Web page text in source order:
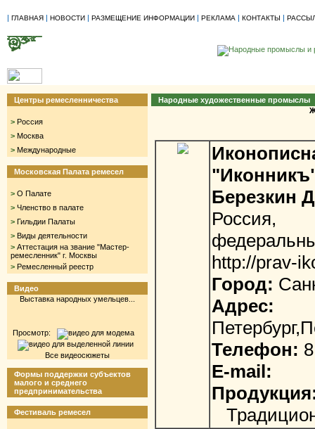
| ГЛАВНАЯ | НОВОСТИ | РАЗМЕЩЕНИЕ ИНФОРМАЦИИ | РЕКЛАМА | КОНТАКТЫ |
Центры ремесленничества
> Россия
> Москва
> Международные
Московская Палата ремесел
> О Палате
> Членство в палате
> Гильдии Палаты
> Виды деятельности
> Аттестация на звание "Мастер-
ремесленник" г. Москвы
> Ремесленный реестр
Видео
Выставка народных умельцев...
Просмотр:
Все видеосюжеты
Формы поддержки субъектов
малого и среднего
предпринимательства
Фестиваль ремесел
Народные художественные промыслы
Березкин
http://prav-
Город:
Адрес:
Телефон:
E-mail: